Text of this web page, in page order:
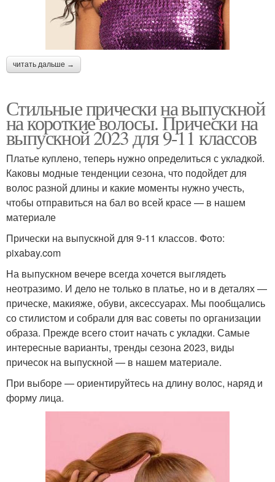
читать дальше →
Стильные прически на выпускной
на короткие волосы. Прически на
выпускной 2023 для 9-11 классов
Платье куплено, теперь нужно определиться с укладкой.
Каковы модные тенденции сезона, что подойдет для
волос разной длины и какие моменты нужно учесть,
чтобы отправиться на бал во всей красе — в нашем
материале
Прически на выпускной для 9-11 классов. Фото:
pixabay.com
На выпускном вечере всегда хочется выглядеть
неотразимо. И дело не только в платье, но и в деталях —
прическе, макияже, обуви, аксессуарах. Мы пообщались
со стилистом и собрали для вас советы по организации
образа. Прежде всего стоит начать с укладки. Самые
интересные варианты, тренды сезона 2023, виды
причесок на выпускной — в нашем материале.
При выборе — ориентируйтесь на длину волос, наряд и
форму лица.